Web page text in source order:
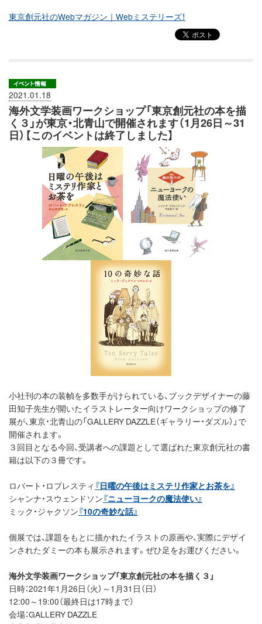
東京創元社のWebマガジン｜Webミステリーズ！
2021.01.18
海外文学装画ワークショップ「東京創元社の本を描
く３」が東京・北青山で開催されます（1月26日～31
日）【このイベントは終了しました】
小社刊の本の装幀を多数手がけられている、ブックデザイナーの藤
田知子先生が開いたイラストレーター向けワークショップの修了
展が、東京・北青山の「GALLERY DAZZLE（ギャラリー・ダズル）」で
開催されます。
３回目となる今回、受講者への課題として選ばれた東京創元社の書
籍は以下の３冊です。
ロバート・ロプレスティ 『日曜の午後はミステリ作家とお茶を』
シャンナ・スウェンドソン『ニューヨークの魔法使い』
ミック・ジャクソン『10の奇妙な話』
個展では、課題をもとに描かれたイラストの原画や、実際にデザイ
ンされたダミーの本も展示されます。ぜひ足をお運びください。
海外文学装画ワークショップ「東京創元社の本を描く３」
日時：2021年1月26日（火）～1月31日（日）
12:00～19:00（最終日は17時まで）
会場：GALLERY DAZZLE